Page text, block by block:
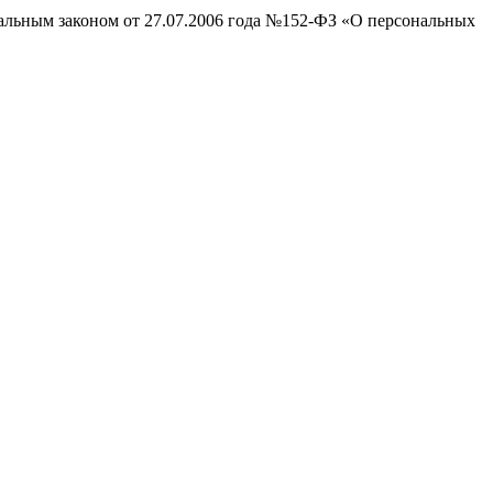
законом от 27.07.2006 года №152-ФЗ «О персональных